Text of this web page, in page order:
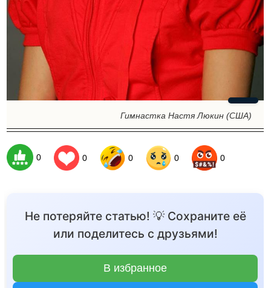
Гимнастка Настя Люкин (США)
0 0 0 0 0
Не потеряйте статью! 💡 Сохраните её
или поделитесь с друзьями!
В избранное